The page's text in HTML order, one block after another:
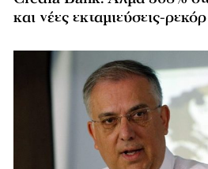
και νέες εκταμιεύσεις-